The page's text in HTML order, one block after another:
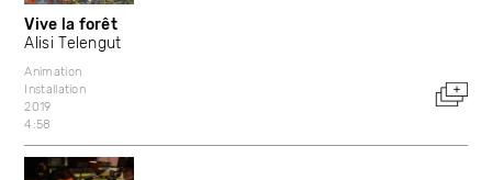
Vive la forêt
Alisi Telengut
Animation
Installation
2019
4:58